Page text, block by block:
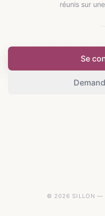
réunis sur
Se
© 2026 SILLON —